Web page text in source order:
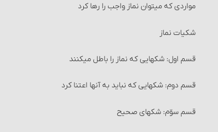
باشد.
7- وقت کافی برای وضو داشته باشد.
8- قصد قربت‏
9- ترتیب
10- کارهای وضو را پشت سر هم انجام دهد.
مواردی که می‏توان نماز واجب را رها کرد
شکیات نماز
قسم اول: شکهایی که نماز را باطل می‏کنند
قسم دوم: شکهایی که نباید به آنها اعتنا کرد
قسم سوّم: شکهای صحیح